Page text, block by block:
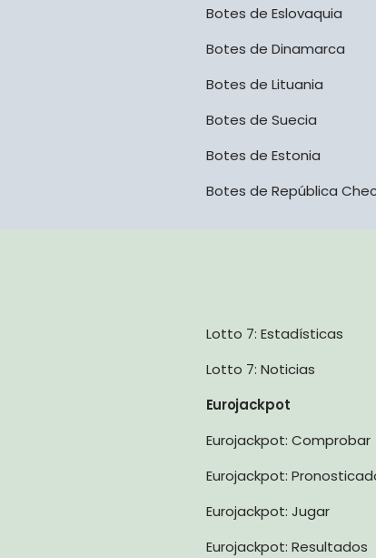
Botes de Eslovaquia
Botes de Dinamarca
Botes de Lituania
Botes de Suecia
Botes de Estonia
Botes de República
Lotto 7: Estadísticas
Lotto 7: Noticias
Eurojackpot
Eurojackpot: Comprobar
Eurojackpot:
Eurojackpot: Jugar
Eurojackpot: Resultados